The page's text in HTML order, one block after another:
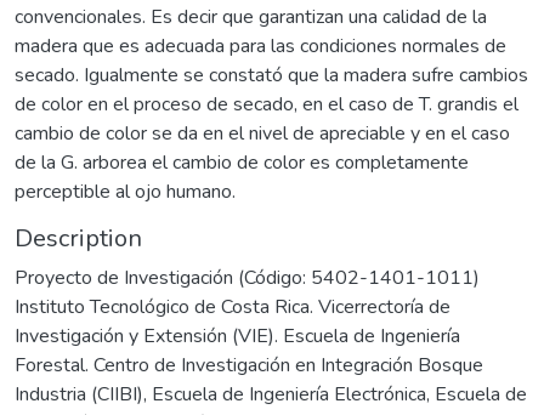
convencionales. Es decir que garantizan una calidad de la
madera que es adecuada para las condiciones normales de
secado. Igualmente se constató que la madera sufre cambios
de color en el proceso de secado, en el caso de T. grandis el
cambio de color se da en el nivel de apreciable y en el caso
de la G. arborea el cambio de color es completamente
perceptible al ojo humano.
Description
Proyecto de Investigación (Código: 5402-1401-1011)
Instituto Tecnológico de Costa Rica. Vicerrectoría de
Investigación y Extensión (VIE). Escuela de Ingeniería
Forestal. Centro de Investigación en Integración Bosque
Industria (CIIBI), Escuela de Ingeniería Electrónica, Escuela de